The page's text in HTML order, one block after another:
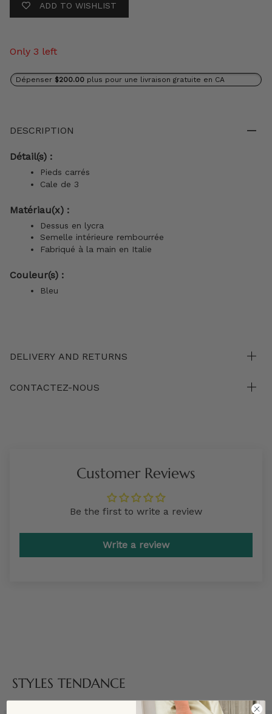
ADD TO WISHLIST
Only 3 left
Dépenser $200.00 plus pour une livraison gratuite en CA
DESCRIPTION
Détail(s) :
Pieds carrés
Cale de 3
Matériau(x) :
Dessus en lycra
Semelle intérieure rembourrée
Fabriqué à la main en Italie
Couleur(s) :
Bleu
DELIVERY AND RETURNS
CONTACTEZ-NOUS
Customer Reviews
Be the first to write a review
Write a review
STYLES TENDANCE